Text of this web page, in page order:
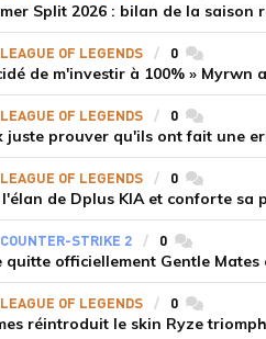
LEAGUE OF LEGENDS 0
LEAGUE OF LEGENDS 0
LEAGUE OF LEGENDS 0
COUNTER-STRIKE 2 0commentaires
LEAGUE OF LEGENDS 0